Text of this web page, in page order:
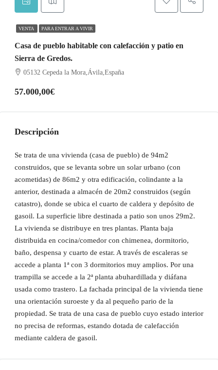
VENTA PARA ENTRAR A VIVIR
Casa de pueblo habitable con calefacción y patio en
Sierra de Gredos.
05132 Cepeda la Mora,Ávila,España
57.000,00€
Descripción
Se trata de una vivienda (casa de pueblo) de 94m2
construidos, que se levanta sobre un solar urbano (con
acometidas) de 86m2 y otra edificación, colindante a la
anterior, destinada a almacén de 20m2 construidos (según
catastro), donde se ubica el cuarto de caldera y depósito de
gasoil. La superficie libre destinada a patio son unos 29m2.
La vivienda se distribuye en tres plantas. Planta baja
distribuida en cocina/comedor con chimenea, dormitorio,
baño, despensa y cuarto de estar. A través de escaleras se
accede a planta 1ª con 3 dormitorios muy amplios. Por una
trampilla se accede a la 2ª planta abuhardillada y diáfana
usada como trastero. La fachada principal de la vivienda tiene
una orientación suroeste y da al pequeño pario de la
propiedad. Se trata de una casa de pueblo cuyo estado interior
no precisa de reformas, estando dotada de calefacción
mediante caldera de gasoil.